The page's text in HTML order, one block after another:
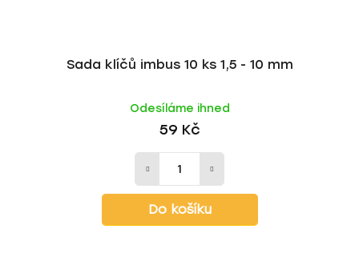
Sada klíčů imbus 10 ks 1,5 - 10 mm
Odesíláme ihned
59 Kč
Do košíku